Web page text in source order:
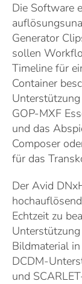
Die Software
Generator
sollen
Timeline für
Container
GOP-MXF
und das
Composer
für das
Der Avid
Echtzeit zu
Bildmaterial
DCDM-
und